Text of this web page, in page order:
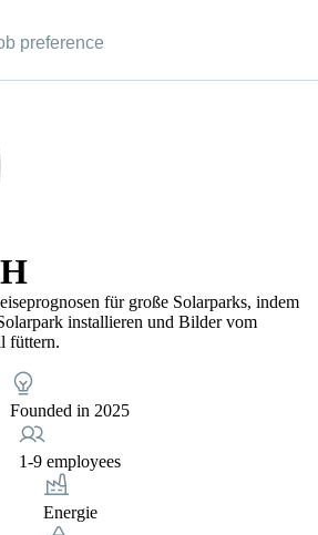
für große Solarparks, indem
installieren und Bilder vom
füttern.
Founded in 2025
1-9 employees
Energie